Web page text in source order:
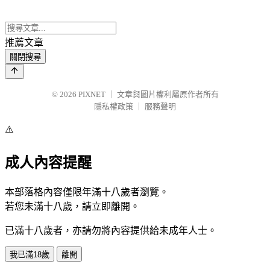
推薦文章
關閉搜尋
© 2026 PIXNET
文章與圖片權利屬原作者所有
隱私權政策
服務聲明
⚠️
成人內容提醒
本部落格內容僅限年滿十八歲者瀏覽。
若您未滿十八歲，請立即離開。
已滿十八歲者，亦請勿將內容提供給未成年人士。
我已滿18歲 離開